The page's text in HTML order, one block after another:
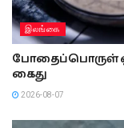
இலங்கை
போதைப்பொருள்
கைது
2026-08-07